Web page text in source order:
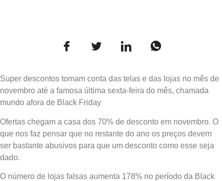
Super descontos tomam conta das telas e das lojas no mês de
novembro até a famosa última sexta-feira do mês, chamada
mundo afora de Black Friday
Ofertas chegam a casa dos 70% de desconto em novembro. O
que nos faz pensar que no restante do ano os preços devem
ser bastante abusivos para que um desconto como esse seja
dado.
O número de lojas falsas aumenta 178% no período da Black